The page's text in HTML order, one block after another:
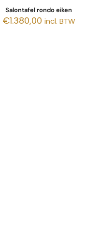
Salontafel rondo eiken
€1.380,00 incl. BTW